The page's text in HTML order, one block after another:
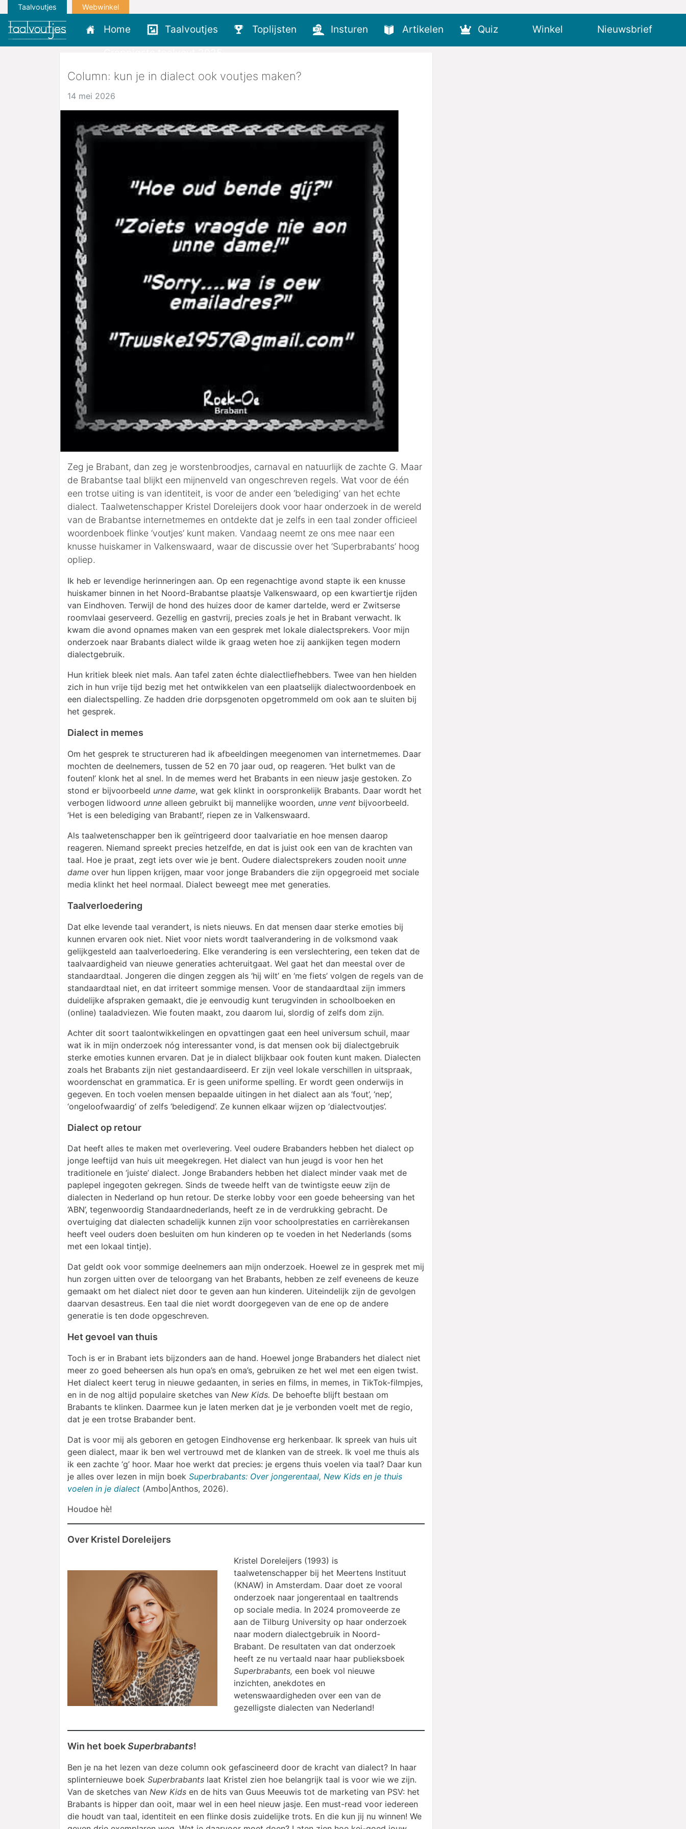
Taalvoutjes Webwinkel
Home Taalvoutjes Toplijsten Insturen Artikelen Quiz Winkel
Nieuwsbrief
Column: kun je in dialect ook voutjes maken?
14 mei 2026
Zeg je Brabant, dan zeg je worstenbroodjes, carnaval en natuurlijk de zachte G. Maar
de Brabantse taal blijkt een mijnenveld van ongeschreven regels. Wat voor de één
een trotse uiting is van identiteit, is voor de ander een ‘belediging’ van het echte
dialect. Taalwetenschapper Kristel Doreleijers dook voor haar onderzoek in de wereld
van de Brabantse internetmemes en ontdekte dat je zelfs in een taal zonder officieel
woordenboek flinke ‘voutjes’ kunt maken. Vandaag neemt ze ons mee naar een
knusse huiskamer in Valkenswaard, waar de discussie over het ‘Superbrabants’ hoog
opliep.
Ik heb er levendige herinneringen aan. Op een regenachtige avond stapte ik een knusse
huiskamer binnen in het Noord-Brabantse plaatsje Valkenswaard, op een kwartiertje rijden
van Eindhoven. Terwijl de hond des huizes door de kamer dartelde, werd er Zwitserse
roomvlaai geserveerd. Gezellig en gastvrij, precies zoals je het in Brabant verwacht. Ik
kwam die avond opnames maken van een gesprek met lokale dialectsprekers. Voor mijn
onderzoek naar Brabants dialect wilde ik graag weten hoe zij aankijken tegen modern
dialectgebruik.
Hun kritiek bleek niet mals. Aan tafel zaten échte dialectliefhebbers. Twee van hen hielden
zich in hun vrije tijd bezig met het ontwikkelen van een plaatselijk dialectwoordenboek en
een dialectspelling. Ze hadden drie dorpsgenoten opgetrommeld om ook aan te sluiten bij
het gesprek.
Dialect in memes
Om het gesprek te structureren had ik afbeeldingen meegenomen van internetmemes. Daar
mochten de deelnemers, tussen de 52 en 70 jaar oud, op reageren. ‘Het bulkt van de
fouten!’ klonk het al snel. In de memes werd het Brabants in een nieuw jasje gestoken. Zo
stond er bijvoorbeeld unne dame, wat gek klinkt in oorspronkelijk Brabants. Daar wordt het
verbogen lidwoord unne alleen gebruikt bij mannelijke woorden, unne vent bijvoorbeeld.
‘Het is een belediging van Brabant!’, riepen ze in Valkenswaard.
Als taalwetenschapper ben ik geïntrigeerd door taalvariatie en hoe mensen daarop
reageren. Niemand spreekt precies hetzelfde, en dat is juist ook een van de krachten van
taal. Hoe je praat, zegt iets over wie je bent. Oudere dialectsprekers zouden nooit unne
dame over hun lippen krijgen, maar voor jonge Brabanders die zijn opgegroeid met sociale
media klinkt het heel normaal. Dialect beweegt mee met generaties.
Taalverloedering
Dat elke levende taal verandert, is niets nieuws. En dat mensen daar sterke emoties bij
kunnen ervaren ook niet. Niet voor niets wordt taalverandering in de volksmond vaak
gelijkgesteld aan taalverloedering. Elke verandering is een verslechtering, een teken dat de
taalvaardigheid van nieuwe generaties achteruitgaat. Wel gaat het dan meestal over de
standaardtaal. Jongeren die dingen zeggen als ‘hij wilt’ en ‘me fiets’ volgen de regels van de
standaardtaal niet, en dat irriteert sommige mensen. Voor de standaardtaal zijn immers
duidelijke afspraken gemaakt, die je eenvoudig kunt terugvinden in schoolboeken en
(online) taaladviezen. Wie fouten maakt, zou daarom lui, slordig of zelfs dom zijn.
Achter dit soort taalontwikkelingen en opvattingen gaat een heel universum schuil, maar
wat ik in mijn onderzoek nóg interessanter vond, is dat mensen ook bij dialectgebruik
sterke emoties kunnen ervaren. Dat je in dialect blijkbaar ook fouten kunt maken. Dialecten
zoals het Brabants zijn niet gestandaardiseerd. Er zijn veel lokale verschillen in uitspraak,
woordenschat en grammatica. Er is geen uniforme spelling. Er wordt geen onderwijs in
gegeven. En toch voelen mensen bepaalde uitingen in het dialect aan als ‘fout’, ‘nep’,
‘ongeloofwaardig’ of zelfs ‘beledigend’. Ze kunnen elkaar wijzen op ‘dialectvoutjes’.
Dialect op retour
Dat heeft alles te maken met overlevering. Veel oudere Brabanders hebben het dialect op
jonge leeftijd van huis uit meegekregen. Het dialect van hun jeugd is voor hen het
traditionele en ‘juiste’ dialect. Jonge Brabanders hebben het dialect minder vaak met de
paplepel ingegoten gekregen. Sinds de tweede helft van de twintigste eeuw zijn de
dialecten in Nederland op hun retour. De sterke lobby voor een goede beheersing van het
‘ABN’, tegenwoordig Standaardnederlands, heeft ze in de verdrukking gebracht. De
overtuiging dat dialecten schadelijk kunnen zijn voor schoolprestaties en carrièrekansen
heeft veel ouders doen besluiten om hun kinderen op te voeden in het Nederlands (soms
met een lokaal tintje).
Dat geldt ook voor sommige deelnemers aan mijn onderzoek. Hoewel ze in gesprek met mij
hun zorgen uitten over de teloorgang van het Brabants, hebben ze zelf eveneens de keuze
gemaakt om het dialect niet door te geven aan hun kinderen. Uiteindelijk zijn de gevolgen
daarvan desastreus. Een taal die niet wordt doorgegeven van de ene op de andere
generatie is ten dode opgeschreven.
Het gevoel van thuis
Toch is er in Brabant iets bijzonders aan de hand. Hoewel jonge Brabanders het dialect niet
meer zo goed beheersen als hun opa’s en oma’s, gebruiken ze het wel met een eigen twist.
Het dialect keert terug in nieuwe gedaanten, in series en films, in memes, in TikTok-filmpjes,
en in de nog altijd populaire sketches van New Kids. De behoefte blijft bestaan om
Brabants te klinken. Daarmee kun je laten merken dat je je verbonden voelt met de regio,
dat je een trotse Brabander bent.
Dat is voor mij als geboren en getogen Eindhovense erg herkenbaar. Ik spreek van huis uit
geen dialect, maar ik ben wel vertrouwd met de klanken van de streek. Ik voel me thuis als
ik een zachte ‘g’ hoor. Maar hoe werkt dat precies: je ergens thuis voelen via taal? Daar kun
je alles over lezen in mijn boek Superbrabants: Over jongerentaal, New Kids en je thuis
voelen in je dialect (Ambo|Anthos, 2026).
Houdoe hè!
Over Kristel Doreleijers
Kristel Doreleijers (1993) is
taalwetenschapper bij het Meertens Instituut
(KNAW) in Amsterdam. Daar doet ze vooral
onderzoek naar jongerentaal en taaltrends
op sociale media. In 2024 promoveerde ze
aan de Tilburg University op haar onderzoek
naar modern dialectgebruik in Noord-
Brabant. De resultaten van dat onderzoek
heeft ze nu vertaald naar haar publieksboek
Superbrabants, een boek vol nieuwe
inzichten, anekdotes en
wetenswaardigheden over een van de
gezelligste dialecten van Nederland!
Win het boekSuperbrabants!
Ben je na het lezen van deze column ook gefascineerd door de kracht van dialect? In haar
splinternieuwe boek Superbrabants laat Kristel zien hoe belangrijk taal is voor wie we zijn.
Van de sketches van New Kids en de hits van Guus Meeuwis tot de marketing van PSV: het
Brabants is hipper dan ooit, maar wel in een heel nieuw jasje. Een must-read voor iedereen
die houdt van taal, identiteit en een flinke dosis zuidelijke trots. En die kun jij nu winnen! We